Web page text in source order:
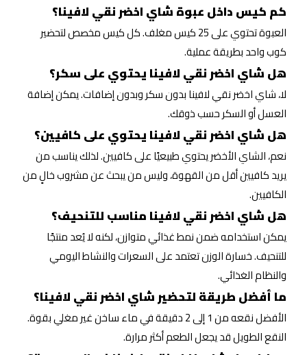
كم كيس داخل عبوة شاي اخضر نقي لافينا؟
العبوة تحتوي على 25 كيس مغلف. كل كيس مخصص لتحضير
كوب واحد بطريقة عملية.
هل شاي اخضر نقي لافينا يحتوي على سكر؟
لا، شاي اخضر نقي لافينا بدون سكر وبدون إضافات. يمكن إضافة
العسل أو السكر حسب ذوقك.
هل شاي اخضر نقي لافينا يحتوي على كافيين؟
نعم، الشاي الأخضر يحتوي طبيعيًا على كافيين. لذلك يناسب من
يريد كافيين أقل من القهوة، وليس من يبحث عن مشروب خالٍ من
الكافيين.
هل شاي اخضر نقي لافينا مناسب للتنحيف؟
يمكن استخدامه ضمن نمط غذائي متوازن، لكنه لا يُعد منتجًا
للتنحيف. خسارة الوزن تعتمد على السعرات والنشاط اليومي
والنظام الغذائي.
ما أفضل طريقة لتحضير شاي اخضر نقي لافينا؟
الأفضل نقعه من 1 إلى 2 دقيقة في ماء ساخن غير مغلي بقوة.
النقع الطويل قد يجعل الطعم أكثر مرارة.